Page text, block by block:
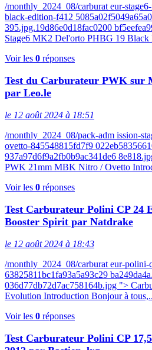
/monthly_2024_08/carburat eur-
black-edition-f412
395.jpg.19d86e0d18fac0200
Stage6 MK2 Del'orto PHBG 19 Black
Voir les 0 réponses
Test du Carburateur PWK sur
par Leo.le
le 12 août 2024 à 18:51
/monthly_2024_08/pack-adm ission-
ovetto-845548815fd7f9
937a97d6f9a2fb0b9ac341de6
PWK 21mm MBK Nitro / Ovetto
Voir les 0 réponses
Test Carburateur Polini CP 24
Booster Spirit par Natdrake
le 12 août 2024 à 18:43
/monthly_2024_08/carburat eur-
63825811bc1fa93a5a93c29
036d77db72d7ac758164b.jpg ">
Evolution Introduction Bonjour à
Voir les 0 réponses
Test Carburateur Polini CP